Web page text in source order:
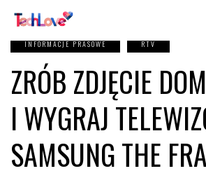
INFORMACJE PRASOWE RTV
ZRÓB ZDJĘCIE
I WYGRAJ
SAMSUNG THE